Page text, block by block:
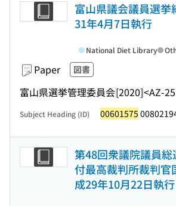
富山県議会議員選挙
31年4月7日執行
Paper 図書
富山県選挙管理委員会[2020]<AZ-
National Diet Library
Subject Heading (ID) 00601575
第48回衆議院議員総
付最高裁判所裁判官
成29年10月22日執行